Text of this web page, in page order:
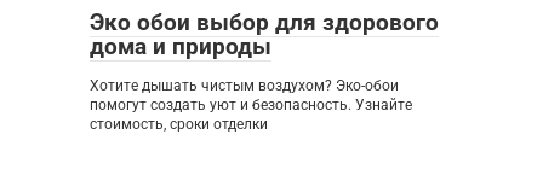
Эко обои выбор для здорового
дома и природы
Хотите дышать чистым воздухом? Эко-обои
помогут создать уют и безопасность. Узнайте
стоимость, сроки отделки